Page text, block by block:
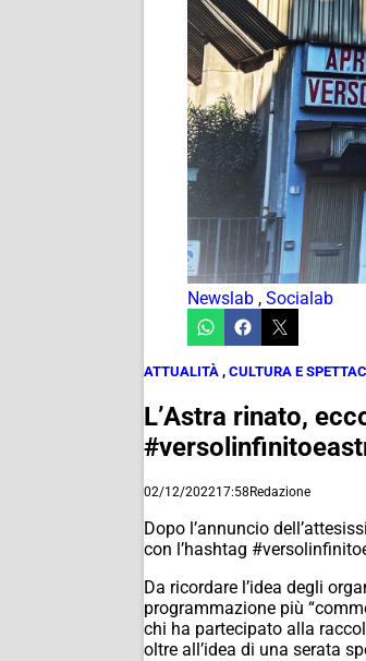
Newslab , Socialab
ATTUALITÀ , CULTURA E
L’Astra rinato,
02/12/202217:58Redazione
Dopo l’annuncio
con l’hashtag
Da ricordare l’idea degli
programmazione più
chi ha partecipato alla
oltre all’idea di una serata